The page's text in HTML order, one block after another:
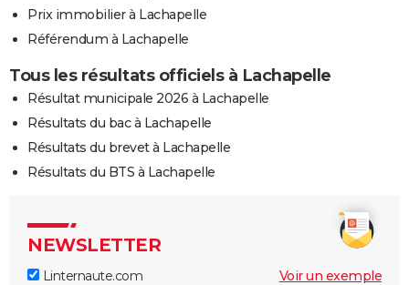
Prix immobilier à Lachapelle
Référendum à Lachapelle
Tous les résultats officiels à Lachapelle
Résultat municipale 2026 à Lachapelle
Résultats du bac à Lachapelle
Résultats du brevet à Lachapelle
Résultats du BTS à Lachapelle
NEWSLETTER
Linternaute.com Voir un exemple